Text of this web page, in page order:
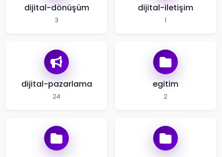
dijital-dönüşüm
3
dijital-iletişim
1
dijital-pazarlama
24
egitim
2